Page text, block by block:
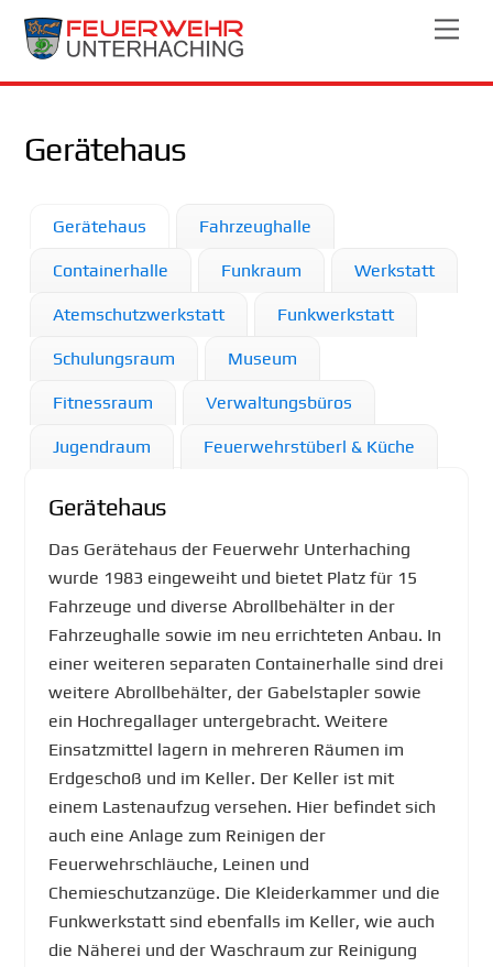
Skip
Gerätehaus
Gerätehaus Fahrzeughalle
Containerhalle Funkraum Werkstatt
Atemschutzwerkstatt Funkwerkstatt
Schulungsraum Museum
Fitnessraum Verwaltungsbüros
Jugendraum Feuerwehrstüberl & Küche
Gerätehaus
Das Gerätehaus der Feuerwehr Unterhaching
wurde 1983 eingeweiht und bietet Platz für 15
Fahrzeuge und diverse Abrollbehälter in der
Fahrzeughalle sowie im neu errichteten Anbau. In
einer weiteren separaten Containerhalle sind drei
weitere Abrollbehälter, der Gabelstapler sowie
ein Hochregallager untergebracht. Weitere
Einsatzmittel lagern in mehreren Räumen im
Erdgeschoß und im Keller. Der Keller ist mit
einem Lastenaufzug versehen. Hier befindet sich
auch eine Anlage zum Reinigen der
Feuerwehrschläuche, Leinen und
Chemieschutzanzüge. Die Kleiderkammer und die
Funkwerkstatt sind ebenfalls im Keller, wie auch
die Näherei und der Waschraum zur Reinigung